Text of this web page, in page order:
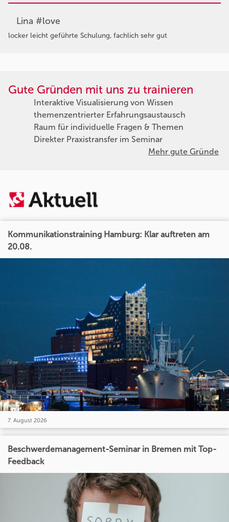
Lina #love
locker leicht geführte Schulung, fachlich sehr gut
Gute Gründen mit uns zu trainieren
Interaktive Visualisierung von Wissen
themenzentrierter Erfahrungsaustausch
Raum für individuelle Fragen & Themen
Direkter Praxistransfer im Seminar
Mehr gute Gründe
Kommunikationstraining Hamburg: Klar auftreten am
20.08.
7. August 2026
Beschwerdemanagement-Seminar in Bremen mit Top-
Feedback